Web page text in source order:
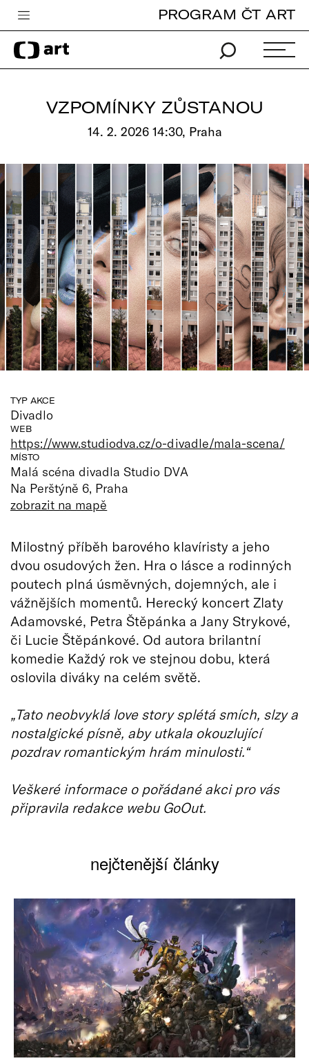
Česká televize
Zpravodajství
Pro děti
edu
Vše o ČT
PROGRAM ČT ART
VZPOMÍNKY ZŮSTANOU
14. 2. 2026 14:30, Praha
TYP AKCE
Divadlo
WEB
https://www.studiodva.cz/o-divadle/mala-scena/
MÍSTO
Malá scéna divadla Studio DVA
Na Perštýně 6, Praha
zobrazit na mapě
Milostný příběh barového klavíristy a jeho
dvou osudových žen. Hra o lásce a rodinných
poutech plná úsměvných, dojemných, ale i
vážnějších momentů. Herecký koncert Zlaty
Adamovské, Petra Štěpánka a Jany Strykové,
či Lucie Štěpánkové. Od autora brilantní
komedie Každý rok ve stejnou dobu, která
oslovila diváky na celém světě.
„Tato neobvyklá love story splétá smích, slzy a
nostalgické písně, aby utkala okouzlující
pozdrav romantickým hrám minulosti.“
Veškeré informace o pořádané akci pro vás
připravila redakce webu GoOut.
nejčtenější články